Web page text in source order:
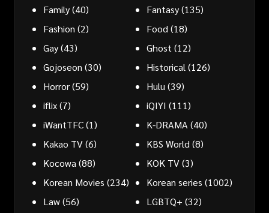
Family(40) Fantasy(135)
Fashion (2) Food (18)
Gay(43) Ghost (12)
Gojoseon (30) Historical (126)
Horror(59) Hulu (39)
iflix(7) iQIYI (111)
iWantTFC(1) K-DRAMA (40)
Kakao TV(6) KBS World (8)
Kocowa (88) KOK TV(3)
Korean Movies (234) Korean series (1002)
Law(56) LGBTQ+ (32)